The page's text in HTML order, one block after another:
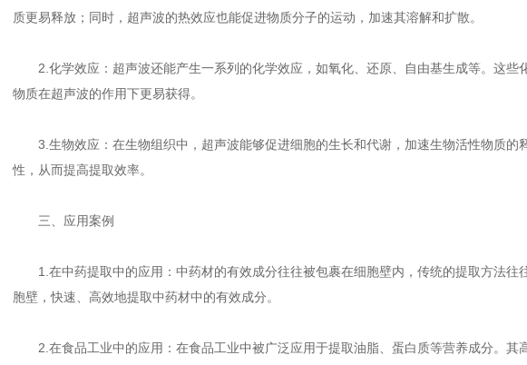
质更易释放；同时，超声波的热效应也能促进物质分子的运动，加速其溶解和扩散。
2.化学效应：超声波还能产生一系列的化学效应，如氧化、还原、自由基生成等。这些
物质在超声波的作用下更易获得。
3.生物效应：在生物组织中，超声波能够促进细胞的生长和代谢，加速生物活性物质的
性，从而提高提取效率。
三、应用案例
1.在中药提取中的应用：中药材的有效成分往往被包裹在细胞壁内，传统的提取方法往
胞壁，快速、高效地提取中药材中的有效成分。
2.在食品工业中的应用：在食品工业中被广泛应用于提取油脂、蛋白质等营养成分。其